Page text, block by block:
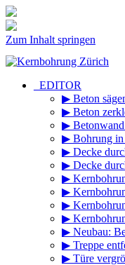
Zum Inhalt springen
_EDITOR
▶ Beton
▶ Beton
▶ Betonwand
▶ Bohrung in
▶ Decke
▶ Decke
▶
▶
▶
▶
▶ Neubau:
▶ Treppe
▶ Türe